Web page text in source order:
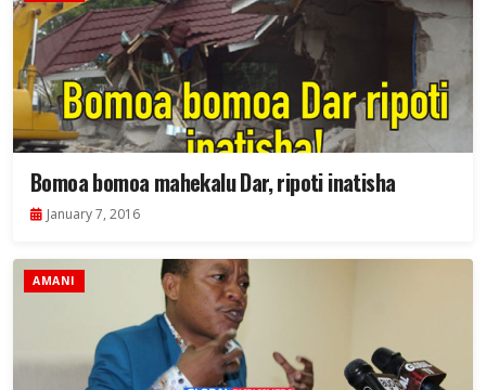
Bomoa bomoa mahekalu Dar, ripoti inatisha
January 7, 2016
AMANI